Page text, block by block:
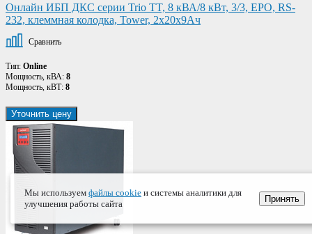
Онлайн ИБП ДКС серии Trio TT, 8 кВА/8 кВт, 3/3, EPO, RS-
232, клеммная колодка, Tower, 2x20х9Ач
Сравнить
Тип: Online
Мощность, кВА: 8
Мощность, кВТ: 8
Уточнить цену
Мы используем файлы cookie и системы аналитики для
улучшения работы сайта
Принять